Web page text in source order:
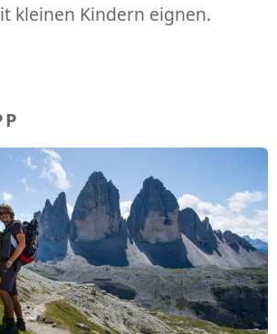
kleinen Kindern eignen.